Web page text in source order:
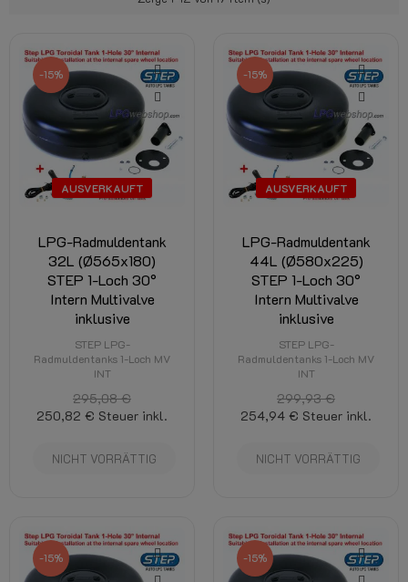
AUSVERKAUFT
-15%
LPG-Radmuldentank
32L (Ø565x180)
STEP 1-Loch 30°
Intern Multivalve
inklusive
STEP LPG-
Radmuldentanks 1-Loch MV
INT
295,08 €
250,82 € Steuer inkl.
NICHT VORRÄTTIG
AUSVERKAUFT
-15%
LPG-Radmuldentank
44L (Ø580x225)
STEP 1-Loch 30°
Intern Multivalve
inklusive
STEP LPG-
Radmuldentanks 1-Loch MV
INT
299,93 €
254,94 € Steuer inkl.
NICHT VORRÄTTIG
-15% -15%